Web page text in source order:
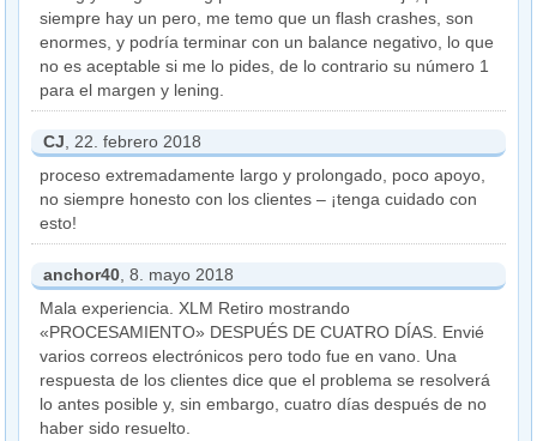
siempre hay un pero, me temo que un flash crashes, son
enormes, y podría terminar con un balance negativo, lo que
no es aceptable si me lo pides, de lo contrario su número 1
para el margen y lening.
CJ , 22. febrero 2018
proceso extremadamente largo y prolongado, poco apoyo,
no siempre honesto con los clientes – ¡tenga cuidado con
esto!
anchor40 , 8. mayo 2018
Mala experiencia. XLM Retiro mostrando
«PROCESAMIENTO» DESPUÉS DE CUATRO DÍAS. Envié
varios correos electrónicos pero todo fue en vano. Una
respuesta de los clientes dice que el problema se resolverá
lo antes posible y, sin embargo, cuatro días después de no
haber sido resuelto.